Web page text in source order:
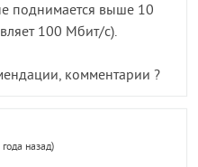
поднимается выше 10
100 Мбит/с).
комментарии ?
назад)